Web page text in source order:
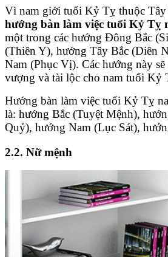
Vì nam giới tuổi Kỷ Tỵ thuộc
hướng bàn làm việc tuổi Kỷ Tỵ
một trong các hướng Đông Bắc
(Thiên Y), hướng Tây Bắc (Diên
Nam (Phục Vị). Các hướng này
vượng và tài lộc cho nam tuổi Kỷ
Hướng bàn làm việc tuổi Kỷ Tỵ
là: hướng Bắc (Tuyệt Mệnh),
Quỷ), hướng Nam (Lục Sát),
2.2. Nữ mệnh